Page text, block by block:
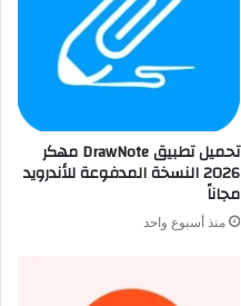
تحميل تطبيق DrawNote مهكر
2026 النسخة المدفوعة للأندرويد
مجاناً
منذ أسبوع واحد